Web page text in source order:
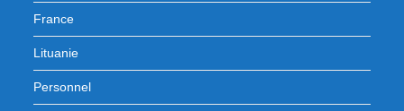
France
Lituanie
Personnel